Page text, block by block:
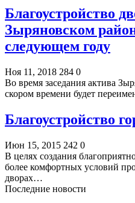
Благоустройство
Зыряновском
следующем году
Ноя 11, 2018 284 0
Во время заседания актива
скором времени будет
Благоустройство
Июн 15, 2015 242 0
В целях создания
более комфортных условий
дворах…
Последние новости